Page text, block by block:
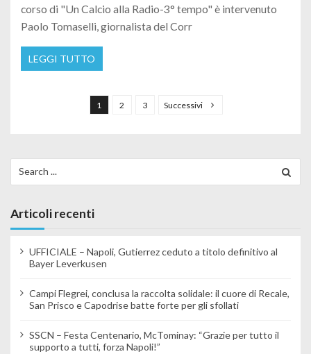
corso di "Un Calcio alla Radio-3° tempo" è intervenuto
Paolo Tomaselli, giornalista del Corr
LEGGI TUTTO
1 2 3 Successivi
Articoli recenti
UFFICIALE – Napoli, Gutierrez ceduto a titolo definitivo al
Bayer Leverkusen
Campi Flegrei, conclusa la raccolta solidale: il cuore di Recale,
San Prisco e Capodrise batte forte per gli sfollati
SSCN – Festa Centenario, McTominay: “Grazie per tutto il
supporto a tutti, forza Napoli!”